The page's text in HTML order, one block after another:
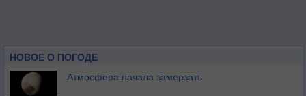
НОВОЕ О ПОГОДЕ
Атмосфера начала замерзать